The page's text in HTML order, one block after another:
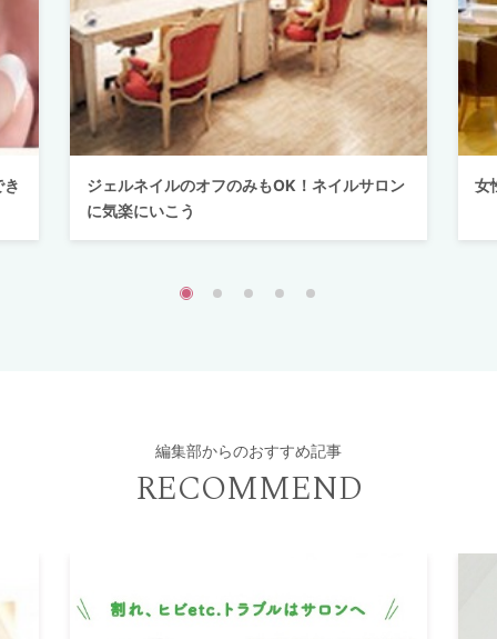
ジェルネイルのオフのみもOK！ネイルサロン
に気楽にいこう
女
編集部からのおすすめ記事
RECOMMEND